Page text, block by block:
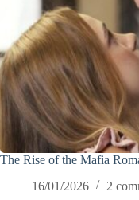
The Rise of the Mafia
16/01/2026
2